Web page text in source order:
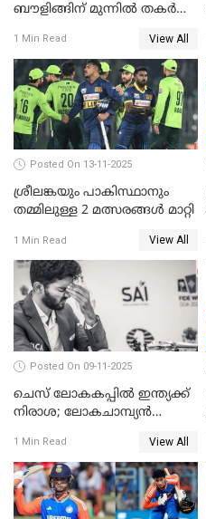
ബൗളിങ്ങിന് മുന്നിൽ തകർന്ന്
പുറത്ത്; ബുമ്രയ്ക്ക് അഞ്ച്
വിക്കറ്റ്
1 Min Read View All
Posted On 13-11-2025
ശ്രീലങ്കയും പാകിസ്ഥാനും
തമ്മിലുള്ള 2 മത്സരങ്ങള്‍ മാറ്റി
1 Min Read View All
Posted On 09-11-2025
ചെസ് ലോകകപ്പില്‍ ഇന്ത്യക്ക്
നിരാശ; ലോകചാമ്പ്യന്‍
1 Min Read View All